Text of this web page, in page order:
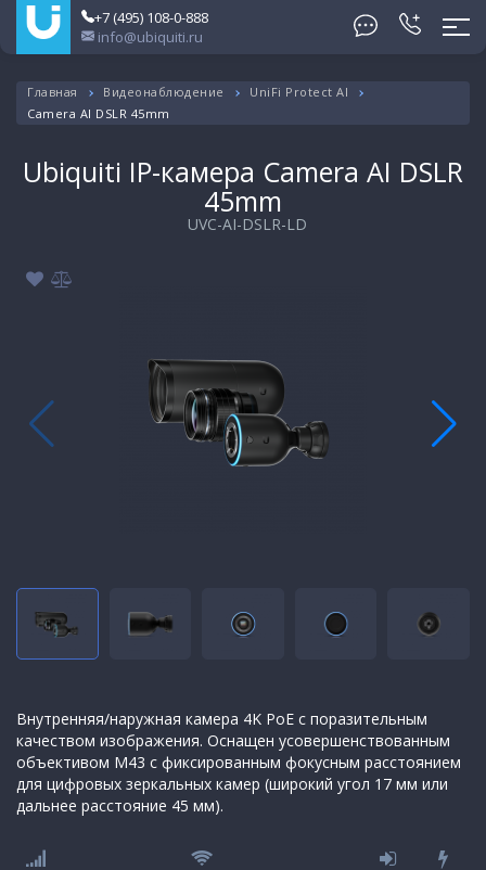
+7 (495) 108-0-888
info@ubiquiti.ru
Главная Видеонаблюдение
UniFi Protect AI
Camera AI DSLR 45mm
Ubiquiti IP-камера Camera AI DSLR
45mm
UVC-AI-DSLR-LD
Внутренняя/наружная камера 4K PoE с поразительным
качеством изображения. Оснащен усовершенствованным
объективом M43 с фиксированным фокусным расстоянием
для цифровых зеркальных камер (широкий угол 17 мм или
дальнее расстояние 45 мм).